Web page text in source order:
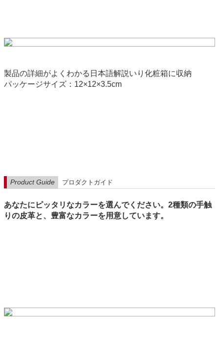
製品の詳細がよくわかる日本語解説いり化粧箱に収納
パッケージサイズ：12×12×3.5cm
Product Guide プロダクトガイド
あなたにピッタリなカラーを選んでください。2種類の手触
りの皮革と、豊富なカラーを用意しています。